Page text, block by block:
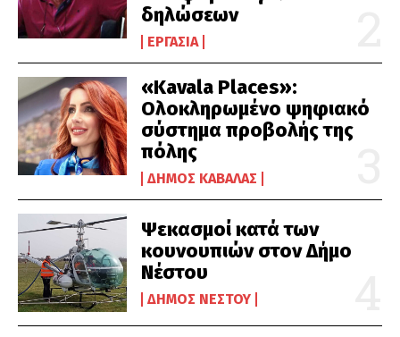
δηλώσεων
ΕΡΓΑΣΊΑ
«Kavala Places»:
Ολοκληρωμένο ψηφιακό
σύστημα προβολής της
πόλης
ΔΉΜΟΣ ΚΑΒΆΛΑΣ
Ψεκασμοί κατά των
κουνουπιών στον Δήμο
Νέστου
ΔΉΜΟΣ ΝΈΣΤΟΥ